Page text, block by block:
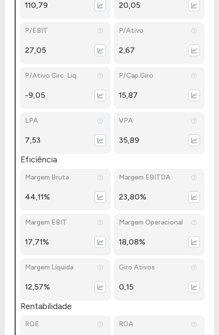
110,79 20,05
P/EBIT
27,05
P/Ativo
2,67
P/Ativo Circ. Liq.
-9,05
P/Cap.Giro
15,87
LPA
7,53
VPA
35,89
Eficiência
Margem Bruta
44,11%
Margem EBITDA
23,80%
Margem EBIT
17,71%
Margem Operacional
18,08%
Margem Líquida
12,57%
Giro Ativos
0,15
Rentabilidade
ROE ROA